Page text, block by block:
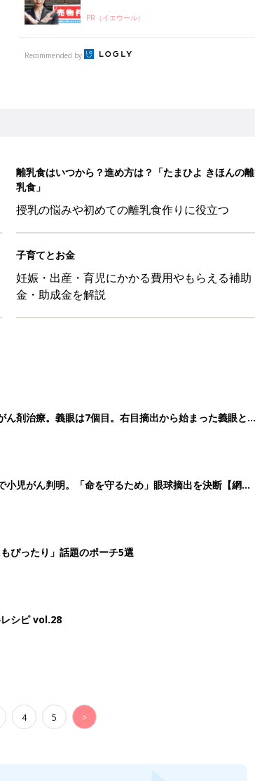
PR（イエウール）
Recommended by
離乳食はいつから？進め方は？「たまひよ きほんの離
乳食」
授乳の悩みや初めての離乳食作りに役立つ
子育てとお金
妊娠・出産・育児にかかる費用やもらえる補助
金・助成金を解説
剤治療。義眼は7個目。右目摘出から始まった義眼と
小児がん判明。「命を守るため」眼球摘出を決断【網膜
ぴったり」話題のポーチ5選
シピ vol.28
4 5 >